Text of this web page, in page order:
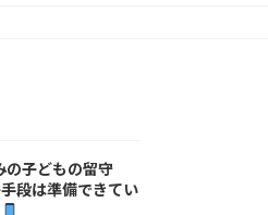
の子どもの留守
段は準備できてい